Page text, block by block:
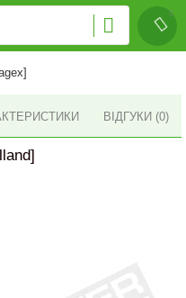
ВІДГУКИ (0)